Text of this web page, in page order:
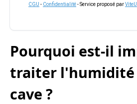
CGU - Confidentialité- Service proposé par
Pourquoi est-il
traiter l'humidité
cave ?